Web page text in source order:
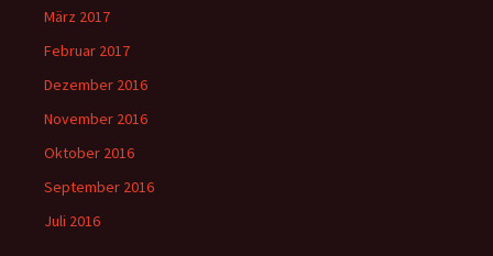
März 2017
Februar 2017
Dezember 2016
November 2016
Oktober 2016
September 2016
Juli 2016